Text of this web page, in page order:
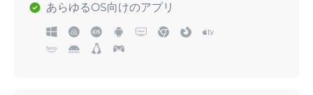
あらゆるOS向けのアプリ